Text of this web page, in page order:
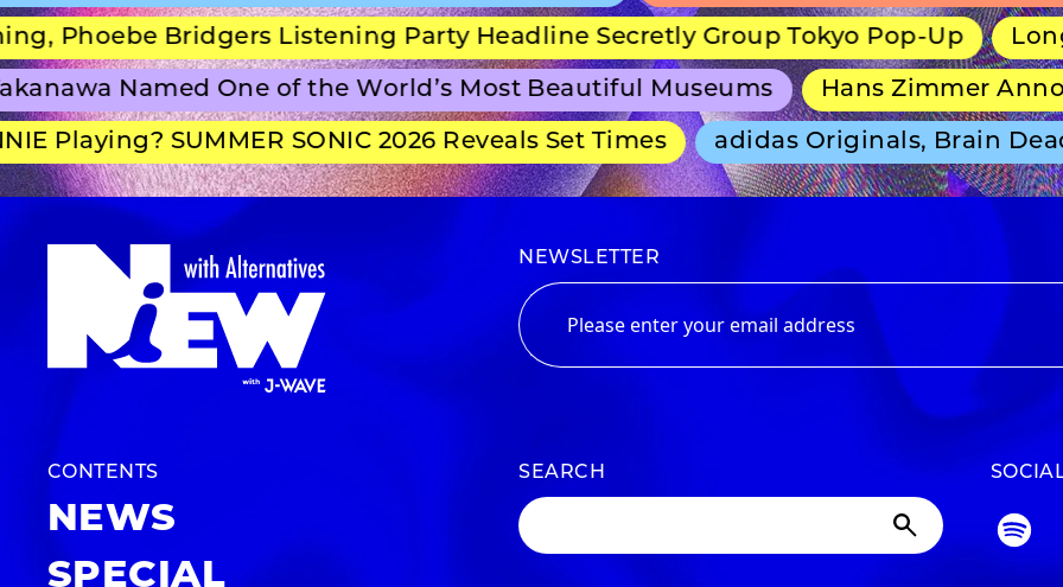
Bridgers Listening Party Headline Secretly Group Tokyo Pop-Up Long-
Named One of the World’s Most Beautiful Museums Hans Zimmer Announces
SUMMER SONIC 2026 Reveals Set Times adidas Originals, Brain Dead
NEWSLETTER
CONTENTS
NEWS
SPECIAL
SEARCH